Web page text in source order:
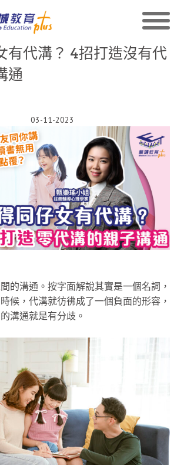
有代溝？ 4招打造沒有代
通
03-11-2023
的溝通。按字面解說其實是一個名詞，
候，代溝就彷彿成了一個負面的形容，
溝通就是有分歧。